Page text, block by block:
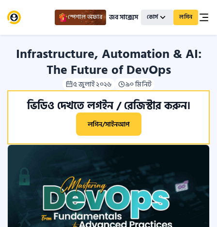
স্পেশাল অফার জব সাক্সেস কোর্স লগিন
Infrastructure, Automation & AI:
The Future of DevOps
৫ জুলাই ২০২৬ ৯০ মিনিট
ভিডিও দেখতে লগইন / রেজিস্টার করুন।
লগিন/সাইনআপ